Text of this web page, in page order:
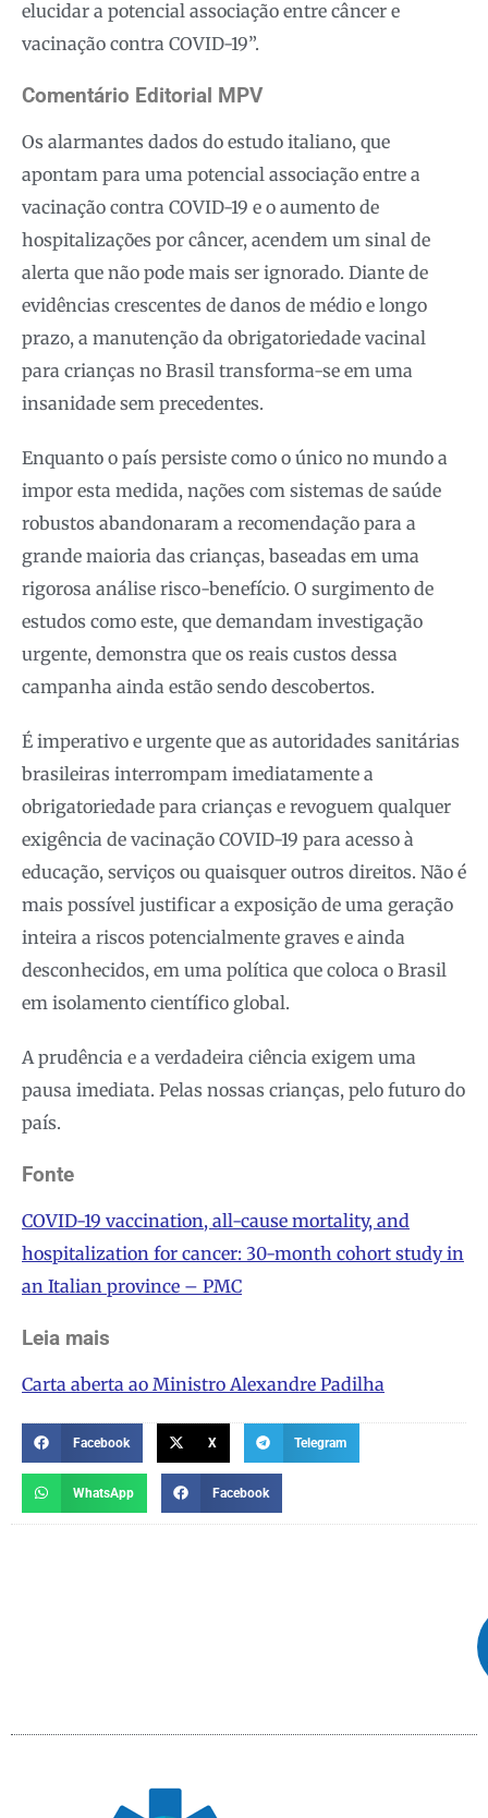
elucidar a potencial associação entre câncer e
vacinação contra COVID-19”.
Comentário Editorial MPV
Os alarmantes dados do estudo italiano, que
apontam para uma potencial associação entre a
vacinação contra COVID-19 e o aumento de
hospitalizações por câncer, acendem um sinal de
alerta que não pode mais ser ignorado. Diante de
evidências crescentes de danos de médio e longo
prazo, a manutenção da obrigatoriedade vacinal
para crianças no Brasil transforma-se em uma
insanidade sem precedentes.
Enquanto o país persiste como o único no mundo a
impor esta medida, nações com sistemas de saúde
robustos abandonaram a recomendação para a
grande maioria das crianças, baseadas em uma
rigorosa análise risco-benefício. O surgimento de
estudos como este, que demandam investigação
urgente, demonstra que os reais custos dessa
campanha ainda estão sendo descobertos.
É imperativo e urgente que as autoridades sanitárias
brasileiras interrompam imediatamente a
obrigatoriedade para crianças e revoguem qualquer
exigência de vacinação COVID-19 para acesso à
educação, serviços ou quaisquer outros direitos. Não é
mais possível justificar a exposição de uma geração
inteira a riscos potencialmente graves e ainda
desconhecidos, em uma política que coloca o Brasil
em isolamento científico global.
A prudência e a verdadeira ciência exigem uma
pausa imediata. Pelas nossas crianças, pelo futuro do
país.
Fonte
COVID-19 vaccination, all-cause mortality, and
hospitalization for cancer: 30-month cohort study in
an Italian province – PMC
Leia mais
Carta aberta ao Ministro Alexandre Padilha
Facebook X Telegram
WhatsApp Facebook